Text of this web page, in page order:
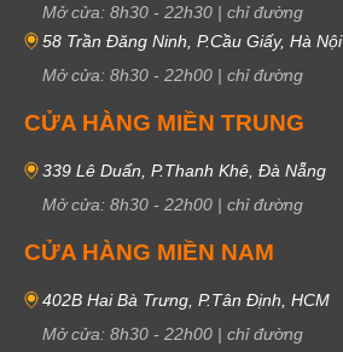
Mở cửa: 8h30 - 22h30 | chỉ đường
58 Trần Đăng Ninh, P.Cầu Giấy, Hà Nội
Mở cửa: 8h30 - 22h00 | chỉ đường
CỬA HÀNG MIỀN TRUNG
339 Lê Duẩn, P.Thanh Khê, Đà Nẵng
Mở cửa: 8h30 - 22h00 | chỉ đường
CỬA HÀNG MIỀN NAM
402B Hai Bà Trưng, P.Tân Định, HCM
Mở cửa: 8h30 - 22h00 | chỉ đường